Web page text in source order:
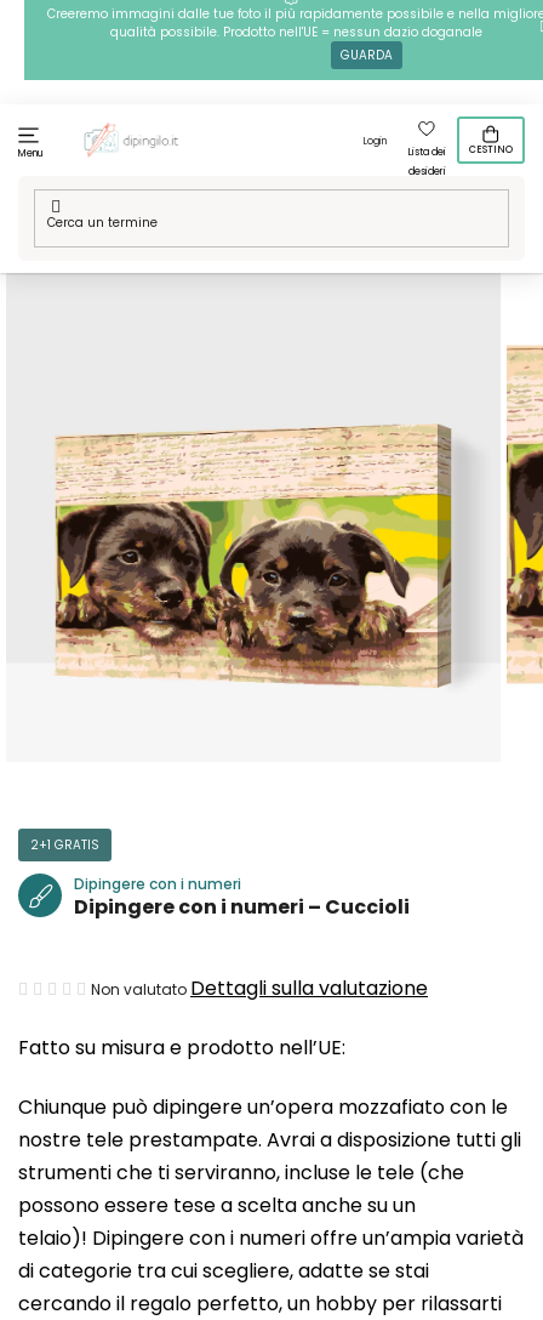
Passa
contenuto
Creeremo immagini dalle tue foto il più rapidamente possibile e nella
qualità possibile. Prodotto nell'UE = nessun dazio doganale
GUARDA
Menu
Login
Lista dei
desideri
CESTINO
Casa
/ Tecniche / Dipingere con i numeri / Dipingere con i
numeri – Cuccioli
Fatto su misura e prodotto nell’UE:
Chiunque può dipingere un’opera mozzafiato con le
nostre tele prestampate. Avrai a disposizione tutti gli
strumenti che ti serviranno, incluse le tele (che
possono essere tese a scelta anche su un
telaio)! Dipingere con i numeri offre un’ampia varietà
di categorie tra cui scegliere, adatte se stai
cercando il regalo perfetto, un hobby per rilassarti
2+1 GRATIS
Dipingere con i numeri
Dipingere con i numeri – Cuccioli
La
media
prodotto
è
0,0
su
5
stelle.
Non valutato Dettagli sulla valutazione